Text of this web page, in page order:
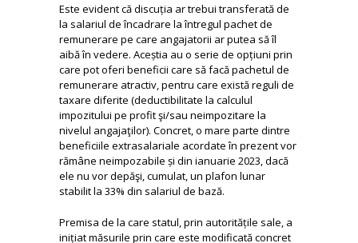
Este evident că discuția ar trebui transferată de
la salariul de încadrare la întregul pachet de
remunerare pe care angajatorii ar putea să îl
aibă în vedere. Aceștia au o serie de opțiuni prin
care pot oferi beneficii care să facă pachetul de
remunerare atractiv, pentru care există reguli de
taxare diferite (deductibilitate la calculul
impozitului pe profit şi/sau neimpozitare la
nivelul angajaţilor). Concret, o mare parte dintre
beneficiile extrasalariale acordate în prezent vor
rămâne neimpozabile și din ianuarie 2023, dacă
ele nu vor depăşi, cumulat, un plafon lunar
stabilit la 33% din salariul de bază.
Premisa de la care statul, prin autoritățile sale, a
inițiat măsurile prin care este modificată concret